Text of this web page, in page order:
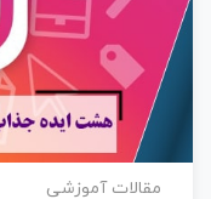
مقالات آموزشی